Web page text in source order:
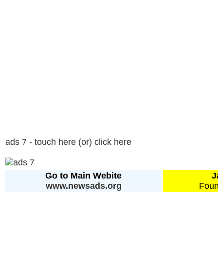
ads 7 - touch here (or) click here
Go to Main Webite
www.newsads.org